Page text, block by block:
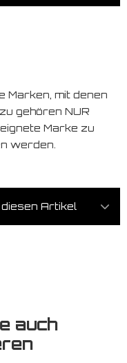
mit denen
gehören NUR
Marke zu
werden.
Artikel
auch